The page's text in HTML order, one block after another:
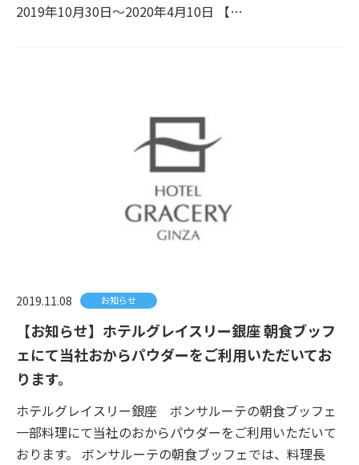
2019年10月30日～2020年4月10日 【…
2019.11.08 お知らせ
【お知らせ】ホテルグレイスリー銀座 朝食ブッフ
ェにて当社おからパウダーをご利用いただいてお
ります。
ホテルグレイスリー銀座 ボンサルーテの朝食ブッフェ
一部料理にて当社のおからパウダーをご利用いただいて
おります。 ボンサルーテの朝食ブッフェでは、料理長